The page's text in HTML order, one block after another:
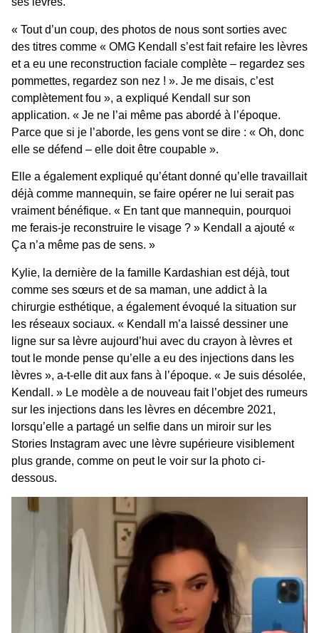
« Tout d’un coup, des photos de nous sont sorties avec
des titres comme « OMG Kendall s’est fait refaire les lèvres
et a eu une reconstruction faciale complète – regardez ses
pommettes, regardez son nez ! ». Je me disais, c’est
complètement fou », a expliqué Kendall sur son
application. « Je ne l’ai même pas abordé à l’époque.
Parce que si je l’aborde, les gens vont se dire : « Oh, donc
elle se défend – elle doit être coupable ».
Elle a également expliqué qu’étant donné qu’elle travaillait
déjà comme mannequin, se faire opérer ne lui serait pas
vraiment bénéfique. « En tant que mannequin, pourquoi
me ferais-je reconstruire le visage ? » Kendall a ajouté «
Ça n’a même pas de sens. »
Kylie, la dernière de la famille Kardashian est déjà, tout
comme ses sœurs et de sa maman, une addict à la
chirurgie esthétique, a également évoqué la situation sur
les réseaux sociaux. « Kendall m’a laissé dessiner une
ligne sur sa lèvre aujourd’hui avec du crayon à lèvres et
tout le monde pense qu’elle a eu des injections dans les
lèvres », a-t-elle dit aux fans à l’époque. « Je suis désolée,
Kendall. » Le modèle a de nouveau fait l’objet des rumeurs
sur les injections dans les lèvres en décembre 2021,
lorsqu’elle a partagé un selfie dans un miroir sur les
Stories Instagram avec une lèvre supérieure visiblement
plus grande, comme on peut le voir sur la photo ci-
dessous.